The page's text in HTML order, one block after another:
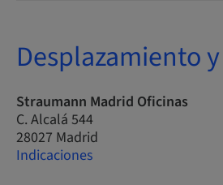
Desplazamiento
Straumann Madrid Oficinas
C. Alcalá 544
28027 Madrid
Indicaciones